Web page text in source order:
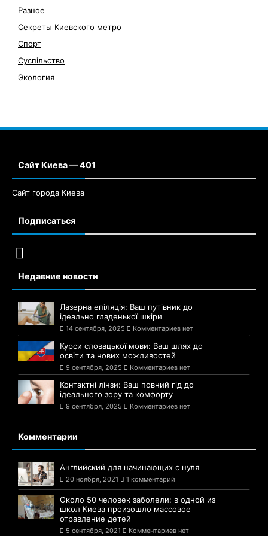
Разное
Секреты Киевского метро
Спорт
Суспільство
Экология
Сайт Киева — 401
Сайт города Киева
Подписаться
Недавние новости
Лазерна епіляція: Ваш путівник до
ідеально гладенької шкіри
14 сентября, 2025 Комментариев нет
Курси словацької мови: Ваш шлях до
освіти та нових можливостей
9 сентября, 2025 Комментариев нет
Контактні лінзи: Ваш повний гід до
ідеального зору та комфорту
9 сентября, 2025 Комментариев нет
Комментарии
Английский для начинающих с нуля
20 ноября, 2021 1 комментарий
Около 50 человек заболели: в одной из
школ Киева произошло массовое
отравление детей
5 сентября, 2021 Комментариев нет